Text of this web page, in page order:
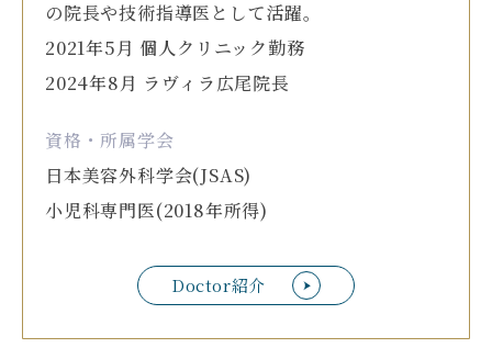
Doctor紹介
の院長や技術指導医として活躍。
2021年5月 個人クリニック勤務
2024年8月 ラヴィラ広尾院長
資格・所属学会
日本美容外科学会(JSAS)
小児科専門医(2018年所得)